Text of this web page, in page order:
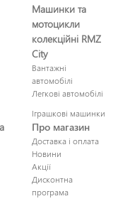
Машинки та
мотоцикли
колекційні RMZ
City
Вантажні
автомобілі
Легкові автомобілі
Іграшкові машинки
Про магазин
Доставка і оплата
Новини
Акції
Дисконтна
програма